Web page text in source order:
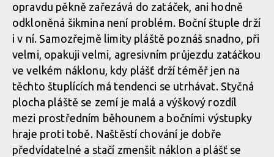
opravdu pěkně zařezává do zatáček, ani hodně
odkloněná šikmina není problém. Boční štuple drží
i v ní. Samozřejmě limity pláště poznáš snadno, při
velmi, opakuji velmi, agresivním průjezdu zatáčkou
ve velkém náklonu, kdy plášť drží téměř jen na
těchto štuplících má tendenci se utrhávat. Styčná
plocha pláště se zemí je malá a výškový rozdíl
mezi prostředním běhounem a bočními výstupky
hraje proti tobě. Naštěstí chování je dobře
předvídatelné a stačí zmenšit náklon a plášť se